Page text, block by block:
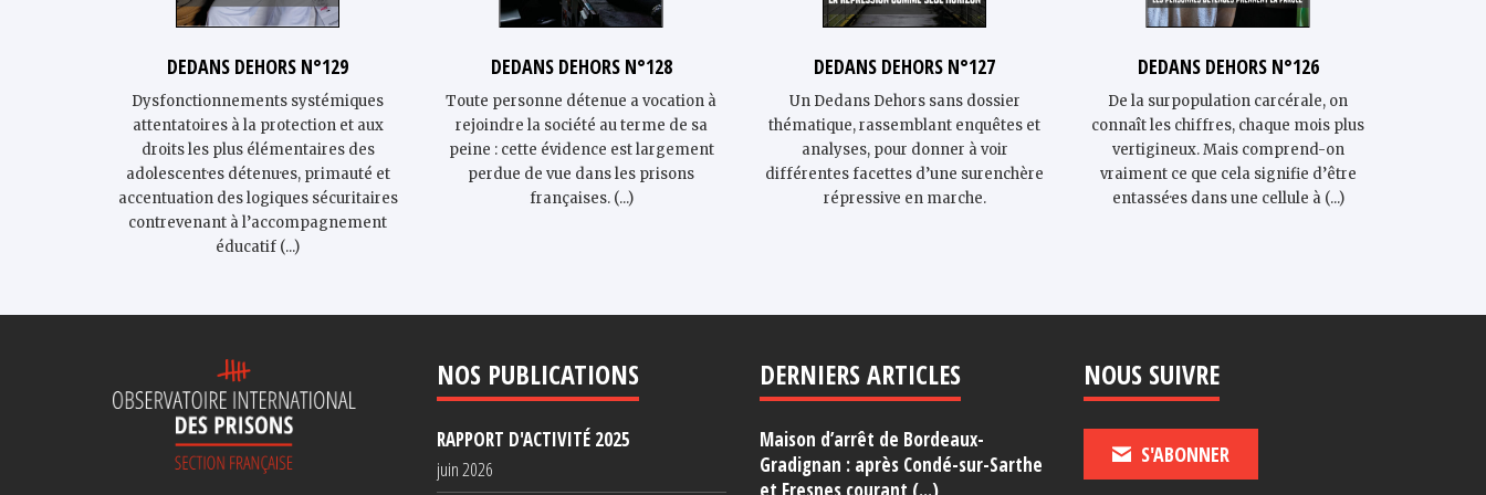
DEDANS DEHORS N°129
Dysfonctionnements systémiques
attentatoires à la protection et aux
droits les plus élémentaires des
adolescent·es détenu·es, primauté et
accentuation des logiques sécuritaires
contrevenant à l’accompagnement
éducatif (...)
DEDANS DEHORS N°128
Toute personne détenue a vocation à
rejoindre la société au terme de sa
peine : cette évidence est largement
perdue de vue dans les prisons
françaises. (...)
DEDANS DEHORS N°127
Un Dedans Dehors sans dossier
thématique, rassemblant enquêtes et
analyses, pour donner à voir
différentes facettes d’une surenchère
répressive en marche.
DEDANS DEHORS N°126
De la surpopulation carcérale, on
connaît les chiffres, chaque mois plus
vertigineux. Mais comprend-on
vraiment ce que cela signifie d’être
entassé·es dans une cellule à (...)
NOS PUBLICATIONS
RAPPORT D'ACTIVITÉ 2025
juin 2026
DERNIERS ARTICLES
Maison d’arrêt de Bordeaux-
Gradignan : après Condé-sur-Sarthe
et Fresnes courant (...)
NOUS SUIVRE
S'ABONNER